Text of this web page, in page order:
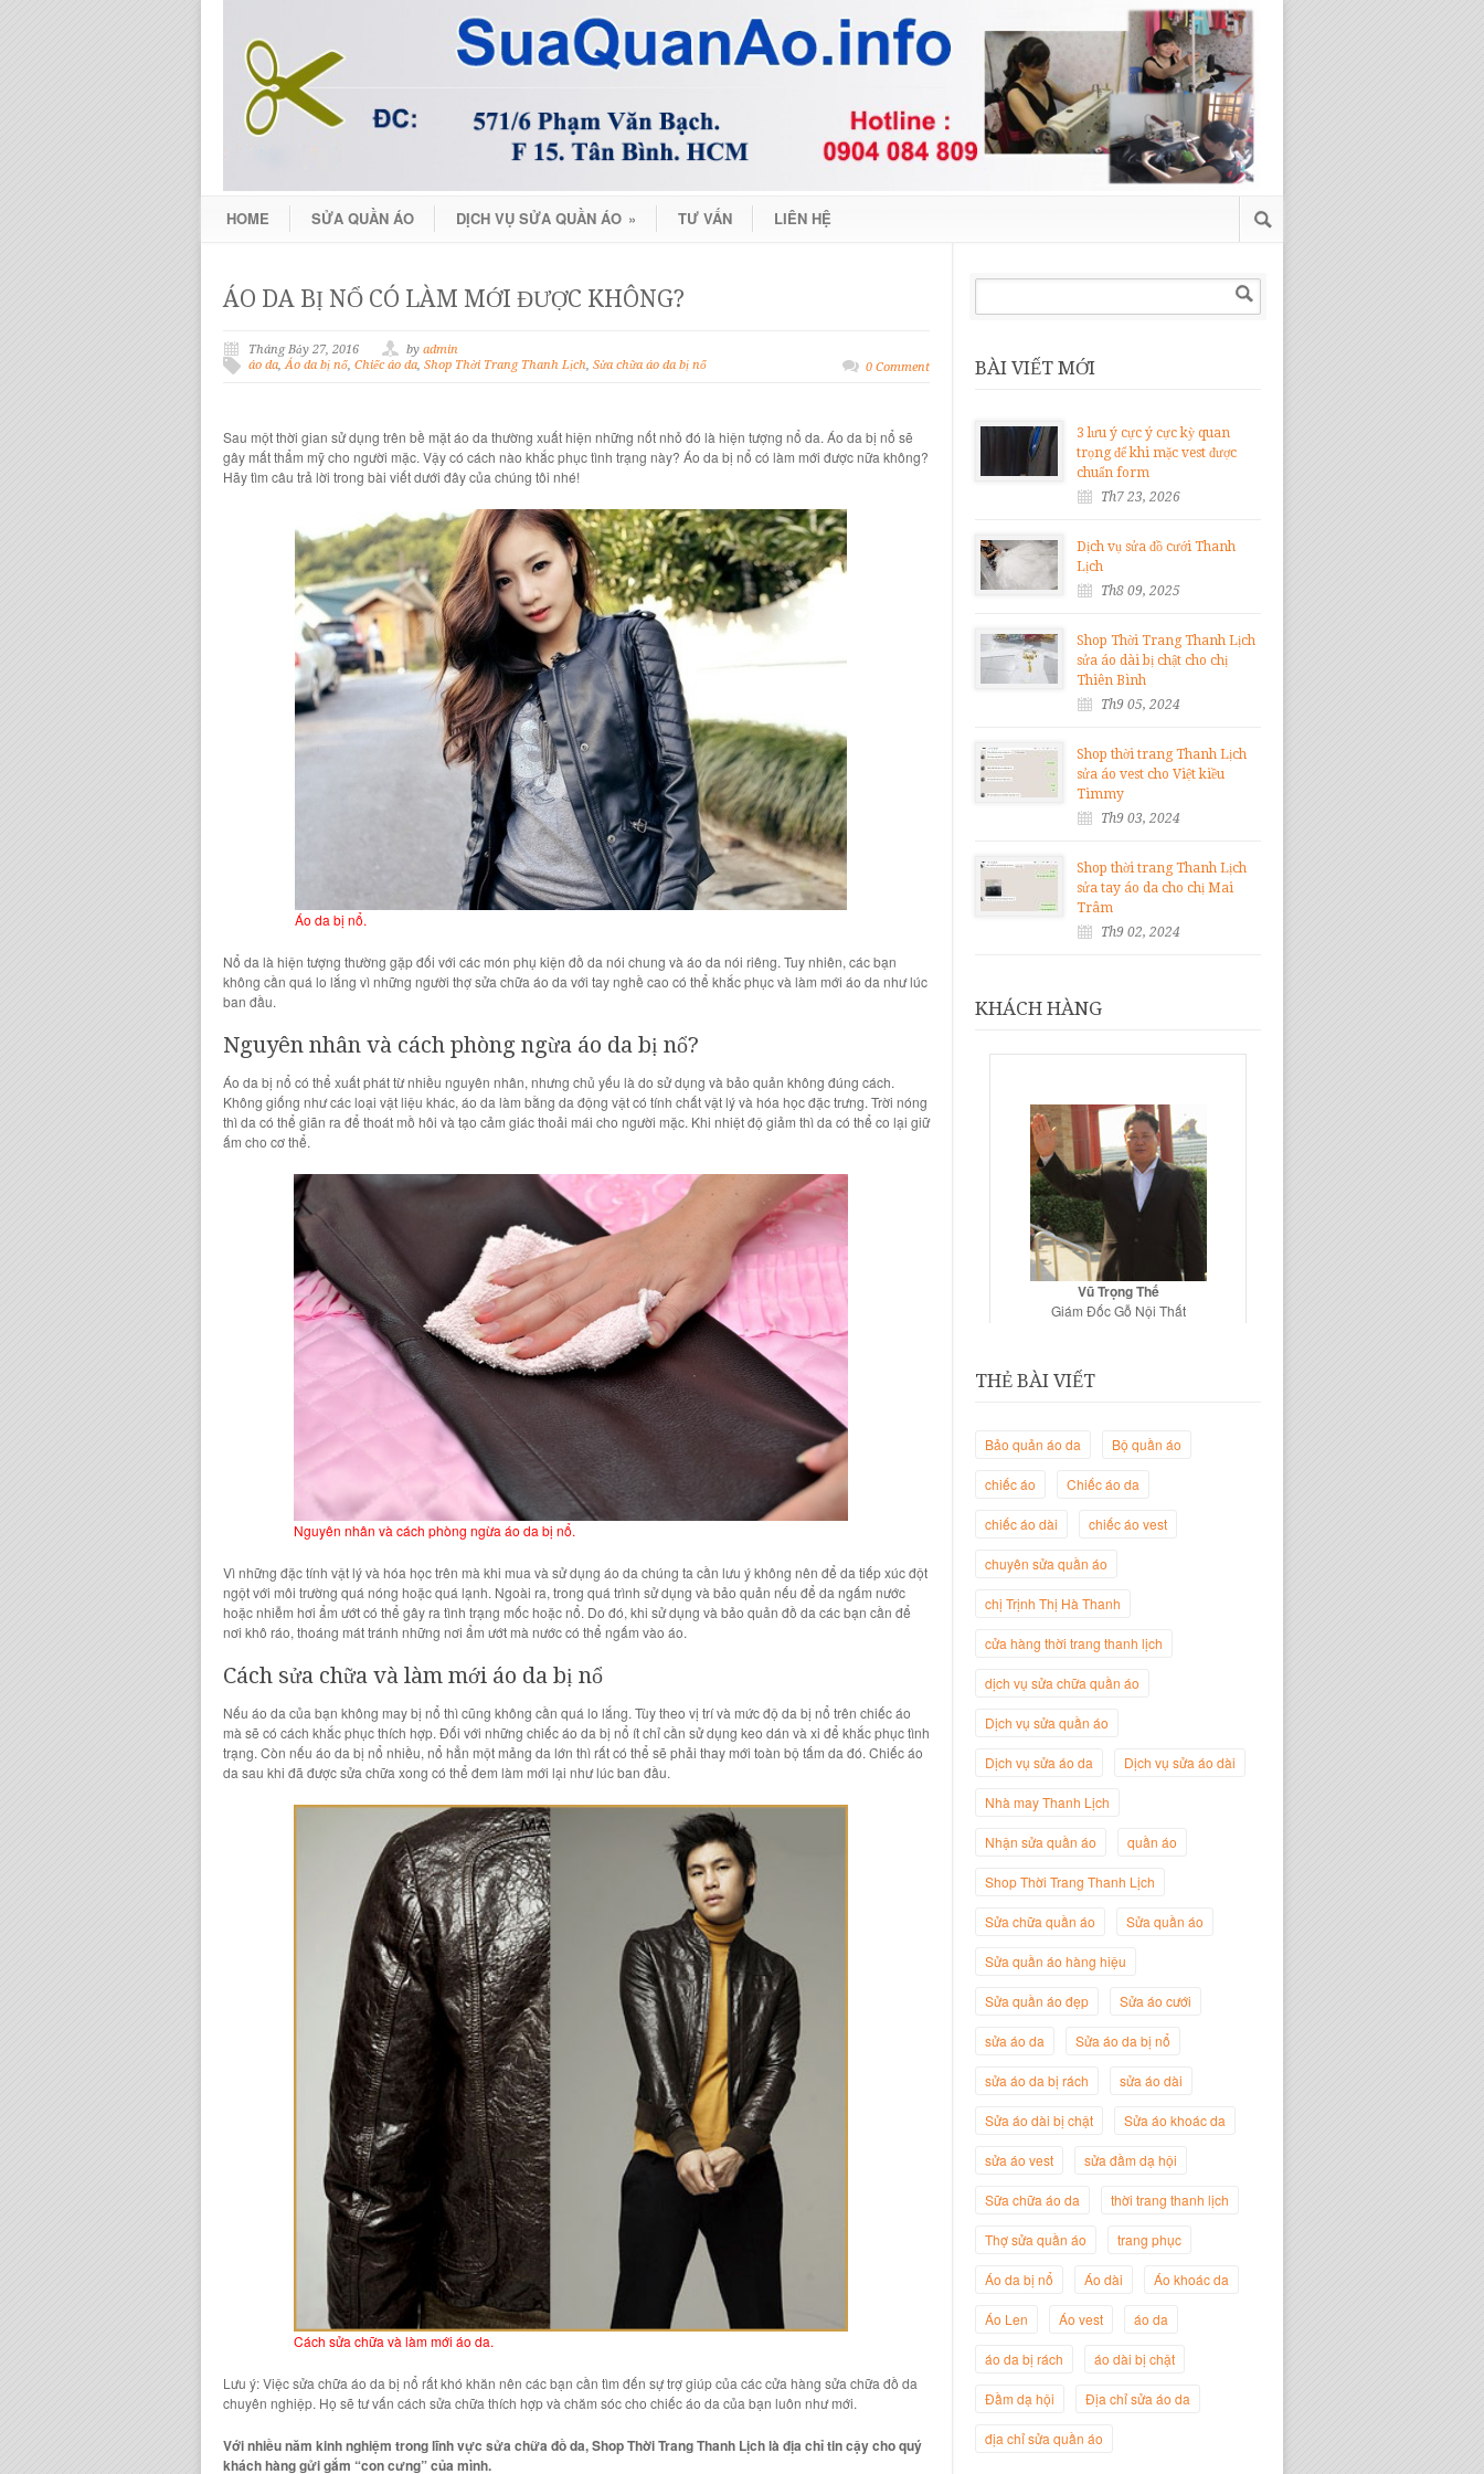
HOME SỬA QUẦN ÁO DỊCH VỤ SỬA QUẦN ÁO » TƯ VẤN LIÊN HỆ
ÁO DA BỊ NỔ CÓ LÀM MỚI ĐƯỢC KHÔNG?
Tháng Bảy 27, 2016 by admin
áo da,Áo da bị nổ, Chiếc áo da, Shop Thời Trang Thanh Lịch, Sửa chữa áo da bị nổ 0 Comment
Sau một thời gian sử dụng trên bề mặt áo da thường xuất hiện những nốt nhỏ đó là hiện tượng nổ da. Áo da bị nổ sẽ
gây mất thẩm mỹ cho người mặc. Vậy có cách nào khắc phục tình trạng này? Áo da bị nổ có làm mới được nữa không?
Hãy tìm câu trả lời trong bài viết dưới đây của chúng tôi nhé!
Áo da bị nổ.
Nổ da là hiện tượng thường gặp đối với các món phụ kiện đồ da nói chung và áo da nói riêng. Tuy nhiên, các bạn
không cần quá lo lắng vì những người thợ sửa chữa áo da với tay nghề cao có thể khắc phục và làm mới áo da như lúc
ban đầu.
Nguyên nhân và cách phòng ngừa áo da bị nổ?
Áo da bị nổ có thể xuất phát từ nhiều nguyên nhân, nhưng chủ yếu là do sử dụng và bảo quản không đúng cách.
Không giống như các loại vật liệu khác, áo da làm bằng da động vậtcó tính chất vật lý và hóa học đặc trưng. Trời nóng
thìda có thể giãn ra để thoát mồ hôi và tạo cảm giác thoải mái cho người mặc. Khi nhiệt độ giảm thìda có thể co lại giữ
ấm cho cơ thể.
Nguyên nhân và cách phòng ngừa áo da bị nổ.
Vì những đặc tính vật lý và hóa học trên mà khi mua và sử dụng áo da chúng ta cần lưu ý không nên để da tiếp xúc đột
ngột với môi trường quá nóng hoặc quá lạnh. Ngoài ra, trong quá trình sử dụng và bảo quản nếu để da ngấm nước
hoặc nhiễm hơi ẩm ướt có thể gây ra tình trạng mốc hoặc nổ. Do đó, khi sử dụng và bảo quản đồ da các bạn cần để
nơi khô ráo, thoáng mát tránh những nơi ẩm ướt mà nước có thể ngấm vào áo.
Cách sửa chữa và làm mới áo da bị nổ
Nếu áo da của bạn không may bị nổ thì cũng không cần quá lo lắng. Tùy theo vị trí và mức độ da bị nổ trên chiếc áo
mà sẽ có cách khắc phục thích hợp. Đối với những chiếc áo da bị nổ ítchỉ cần sử dụng keo dán và xi để khắc phục tình
trạng. Còn nếu áo da bị nổ nhiều, nổ hẳn một mảng da lớn thì rất có thể sẽ phải thay mới toàn bộ tấm da đó. Chiếc áo
da sau khi đã được sửa chữa xong có thể đem làm mới lại như lúc ban đầu.
Cách sửa chữa và làm mới áo da.
Lưu ý: Việcsửa chữa áo da bị nổ rất khó khăn nên các bạn cần tìm đến sự trợ giúp của các cửa hàng sửa chữa đồ da
chuyên nghiệp. Họ sẽ tư vấn cách sửa chữa thích hợp và chăm sóc cho chiếc áo da của bạn luôn như mới.
Với nhiều năm kinh nghiệm trong lĩnh vực sửa chữa đồ da, Shop Thời Trang Thanh Lịch là địa chỉ tin cậy cho quý
khách hàng gửi gắm “con cưng” của mình.
BÀI VIẾT MỚI
3 lưu ý cực ý cực kỳ quan
trọng để khi mặc vest được
chuẩn form
Th7 23, 2026
Dịch vụ sửa đồ cưới Thanh
Lịch
Th8 09, 2025
Shop Thời Trang Thanh Lịch
sửa áo dài bị chật cho chị
Thiên Bình
Th9 05, 2024
Shop thời trang Thanh Lịch
sửa áo vest cho Việt kiều
Timmy
Th9 03, 2024
Shop thời trang Thanh Lịch
sửa tay áo da cho chị Mai
Trâm
Th9 02, 2024
KHÁCH HÀNG
Vũ Trọng Thế
Giám Đốc Gỗ Nội Thất
Giám Đốc Thương Hiệu Giày Thời
Nguyễn Minh Đức
Nguyễn
Giám Đốc Công ty Twist Potato
THẺ BÀI VIẾT
Bảo quản áo da Bộ quần áo
chiếc áo Chiếc áo da
chiếc áo dài chiếc áo vest
chuyên sửa quần áo
chị Trịnh Thị Hà Thanh
cửa hàng thời trang thanh lịch
dịch vụ sửa chữa quần áo
Dịch vụ sửa quần áo
Dịch vụ sửa áo da Dịch vụ sửa áo dài
Nhà may Thanh Lịch
Nhận sửa quần áo quần áo
Shop Thời Trang Thanh Lịch
Sửa chữa quần áo Sửa quần áo
Sửa quần áo hàng hiệu
Sửa quần áo đẹp Sửa áo cưới
sửa áo da Sửa áo da bị nổ
sửa áo da bị rách sửa áo dài
Sửa áo dài bị chật Sửa áo khoác da
sửa áo vest sửa đầm dạ hội
Sữa chữa áo da thời trang thanh lịch
Thợ sửa quần áo trang phục
Áo da bị nổ Áo dài Áo khoác da
Áo Len Áo vest áo da
áo da bị rách áo dài bị chật
Đầm dạ hội Địa chỉ sửa áo da
địa chỉ sửa quần áo